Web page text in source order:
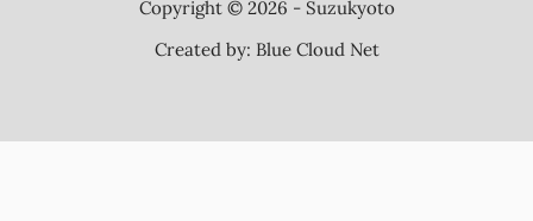
Copyright © 2026 - Suzukyoto
Created by: Blue Cloud Net